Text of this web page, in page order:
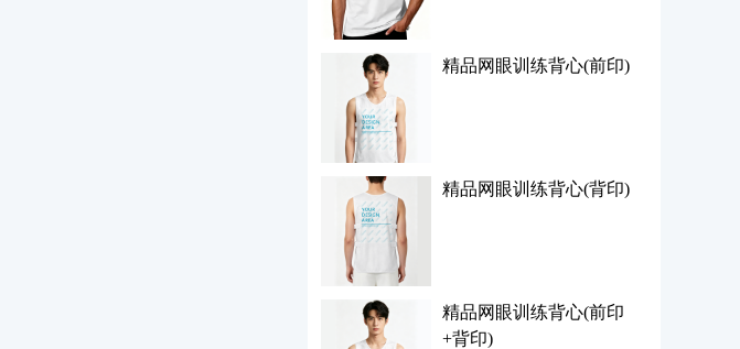
精品网眼训练背心(前印)
精品网眼训练背心(背印)
精品网眼训练背心(前印
+背印)